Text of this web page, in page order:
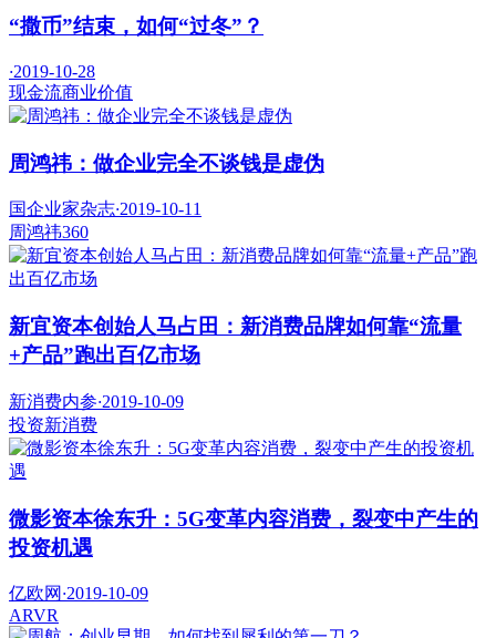
“撒币”结束，如何“过冬”？
·2019-10-28
现金流商业价值
周鸿祎：做企业完全不谈钱是虚伪
国企业家杂志·2019-10-11
周鸿祎360
新宜资本创始人马占田：新消费品牌如何靠“流量
+产品”跑出百亿市场
新消费内参·2019-10-09
投资新消费
微影资本徐东升：5G变革内容消费，裂变中产生的
投资机遇
亿欧网 ·2019-10-09
ARVR